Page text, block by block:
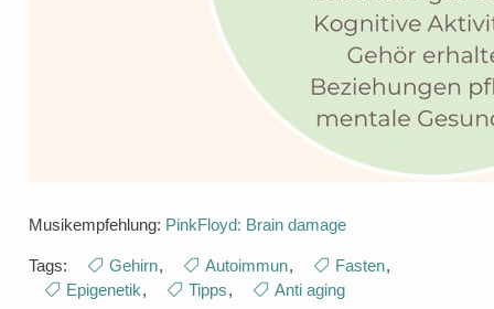
Musikempfehlung: PinkFloyd: Brain damage
Tags: Gehirn, Autoimmun, Fasten,
Epigenetik, Tipps, Anti aging